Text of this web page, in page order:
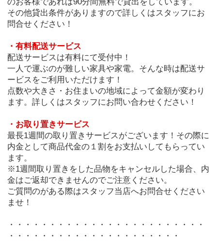
その他貸出条件がありますので詳しくはスタッフにお
問合せください！
・有料配送サービス
配送サービスは有料にて受付中！
一人で運ぶのが難しい家具や家電。そんな時は配送サ
ービスをご利用いただけます！
点数や大きさ・お住まいの地域によって金額が変わり
ます。詳しくはスタッフにお問い合わせください！
・お取り置きサービス
最長1週間の取り置きサービスがございます！その際に
内金として商品代金の１割をお支払いしてもらってい
ます。
※1週間取り置きをした品物をキャンセルした場合、内
金はご返却できませんのでご注意ください。
ご質問のがある際はスタッフ当店へお問合せください
ませ！
・・・・・・・・・・・・・・・・・・・・・・・・
・・・・・・・・・・・・・・・・・・・・・